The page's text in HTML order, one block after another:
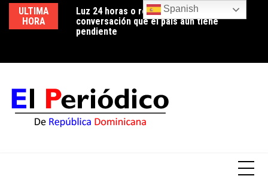
Skip
content
ULTIMA
HORA
Luz 24 horas o reducción de pérdidas: la
conversación que el país aún tiene
pendiente
Edeeste informa apertura temporal de los
circuitos EBRI07 y EBRI12 para realizar
trabajos de mejora en la red de distribución
Spanish